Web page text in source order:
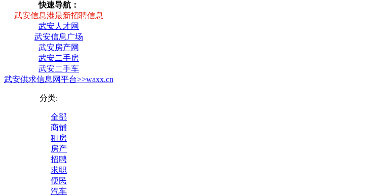
快速导航：
武安信息港最新招聘信息
武安人才网
武安信息广场
武安房产网
武安二手房
武安二手车
武安供求信息网平台>>waxx.cn
分类:
全部
商铺
租房
房产
招聘
求职
便民
汽车